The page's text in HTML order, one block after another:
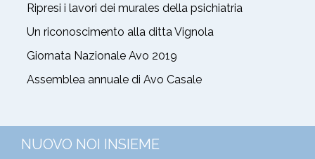
Ripresi i lavori dei murales della psichiatria
Un riconoscimento alla ditta Vignola
Giornata Nazionale Avo 2019
Assemblea annuale di Avo Casale
NUOVO NOI INSIEME